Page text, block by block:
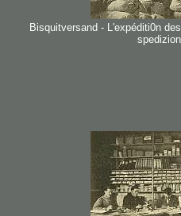
Bisquitversand - L'expéditi0n